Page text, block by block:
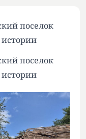
поселок
поселок